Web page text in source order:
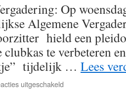
Op
Algemene
hield een
clubkas te verbeteren
tijdelijk … Lees
uitgeschakeld